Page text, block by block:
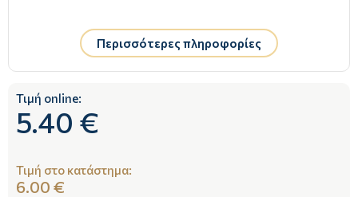
Περισσότερες πληροφορίες
Τιμή online:
5.40 €
Τιμή στο κατάστημα:
6.00 €